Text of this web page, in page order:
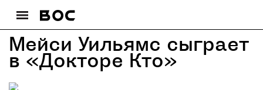
Мейси Уильямс сыграет
в «Докторе Кто»